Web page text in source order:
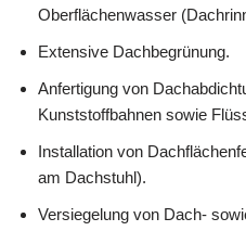
Oberflächenwasser
Extensive Dachbegrünung.
Anfertigung von
Kunststoffbahnen sowie
Installation von
am Dachstuhl).
Versiegelung von Dach-